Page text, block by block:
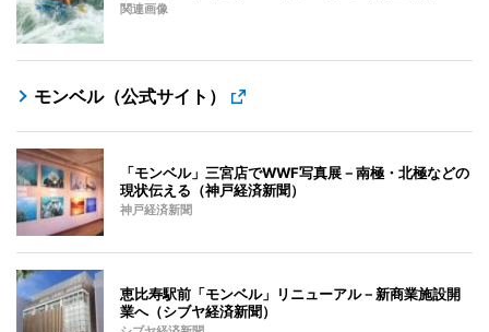
関連画像
モンベル（公式サイト）
「モンベル」三宮店でWWF写真展－南極・北極などの
現状伝える（神戸経済新聞）
神戸経済新聞
恵比寿駅前「モンベル」リニューアル－新商業施設開
業へ（シブヤ経済新聞）